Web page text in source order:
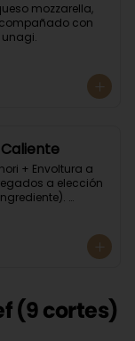
mozzarella,
con
+ Envoltura a
a elección
(9 cortes)